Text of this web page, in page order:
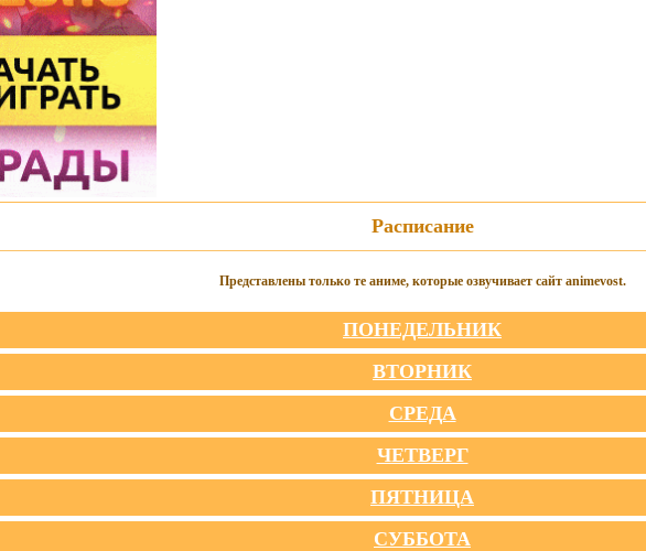
Расписание
Представлены только те аниме, которые озвучивает сайт animevost.
ПОНЕДЕЛЬНИК
ВТОРНИК
СРЕДА
ЧЕТВЕРГ
ПЯТНИЦА
СУББОТА